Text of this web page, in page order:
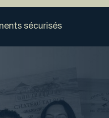
sécurisés